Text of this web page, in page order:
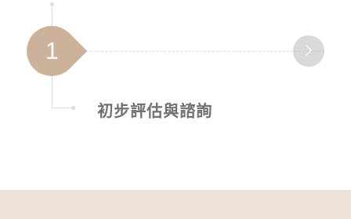
1
初步評估與諮詢